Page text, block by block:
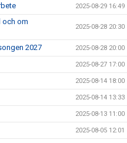
2025-08-29 16:49
och om
2025-08-28 20:30
2027 2025-08-28 20:00
2025-08-27 17:00
2025-08-14 18:00
2025-08-14 13:33
2025-08-13 11:00
2025-08-05 12:01